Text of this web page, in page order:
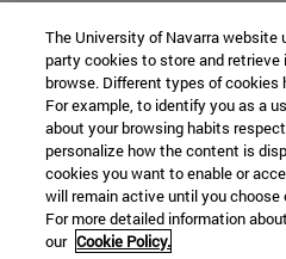
The University of Navarra website
party cookies to store and retrieve
browse. Different types of cookies
For example, to identify you as a
about your browsing habits
personalize how the content is
cookies you want to enable or
will remain active until you
For more detailed information
our Cookie Policy.